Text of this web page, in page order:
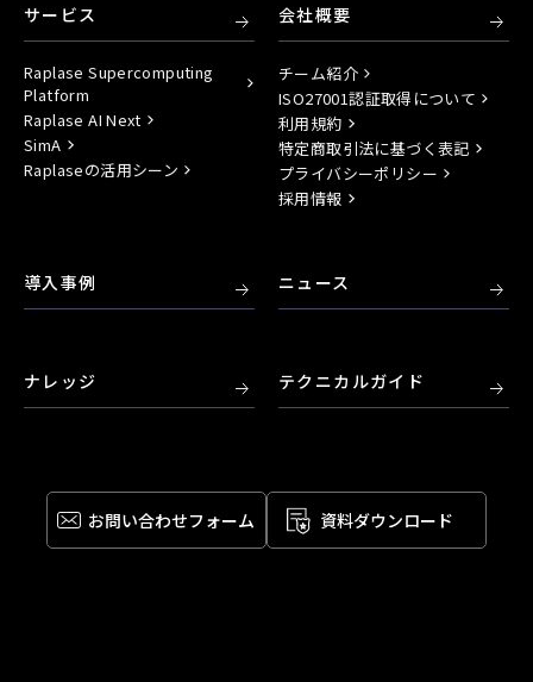
お問い合わせフォーム 資料ダウンロード
サービス
Raplase Supercomputing
Platform
Raplase AI Next
SimA
Raplaseの活用シーン
会社概要
チーム紹介
ISO27001認証取得について
利用規約
特定商取引法に基づく表記
プライバシーポリシー
採用情報
導入事例 ニュース
ナレッジ テクニカルガイド